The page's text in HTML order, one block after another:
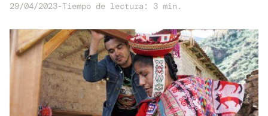
29/04/2023-Tiempo de lectura: 3 min.